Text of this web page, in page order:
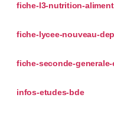
fiche-l3-nutrition-
fiche-lycee-nouveau-
fiche-seconde-
infos-etudes-bde